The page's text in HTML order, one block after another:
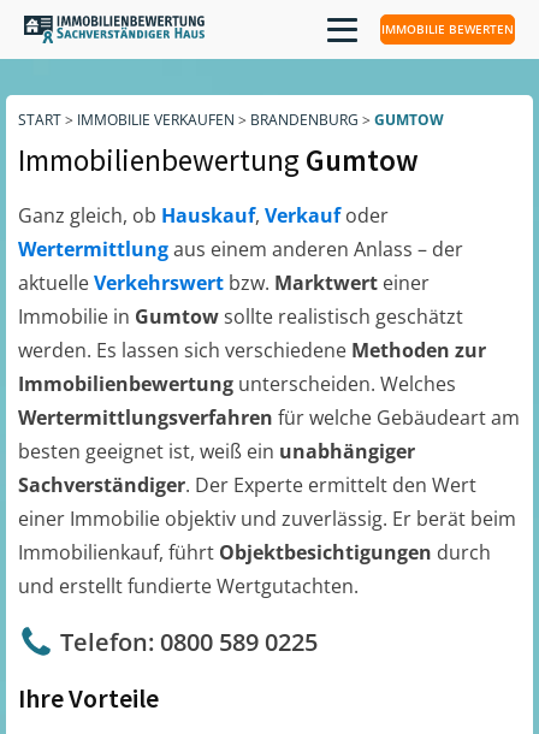
IMMOBILIE BEWERTEN
START> IMMOBILIE VERKAUFEN > BRANDENBURG > GUMTOW
ImmobilienbewertungGumtow
Ganz gleich, ob Hauskauf, Verkaufoder
Wertermittlungaus einem anderen Anlass – der
aktuelleVerkehrswert bzw. Marktwert einer
Immobilie in Gumtowsollte realistisch geschätzt
werden. Es lassen sich verschiedene Methoden zur
Immobilienbewertung unterscheiden. Welches
Wertermittlungsverfahren für welche Gebäudeart am
besten geeignet ist, weiß ein unabhängiger
Sachverständiger. Der Experte ermittelt den Wert
einer Immobilie objektiv und zuverlässig. Er berät beim
Immobilienkauf, führt Objektbesichtigungen durch
und erstellt fundierte Wertgutachten.
Telefon: 0800 589 0225
Ihre Vorteile